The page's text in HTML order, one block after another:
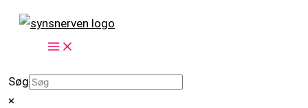
indholdet
Søg
×
Platon,
antal